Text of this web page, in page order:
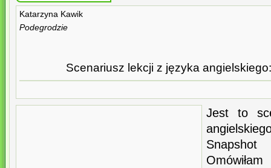
Katarzyna Kawik
Podegrodzie
Scenariusz lekcji z języka
Jest to